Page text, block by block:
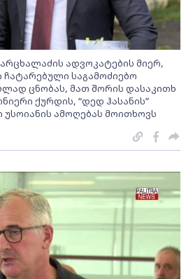
ადვოკატების მიერ,
საგამოძიებო
ცნობას, მათ შორის დასაკითხ
ქურდის, “დედ ჰასანის”
ამოღებას მოითხოვს